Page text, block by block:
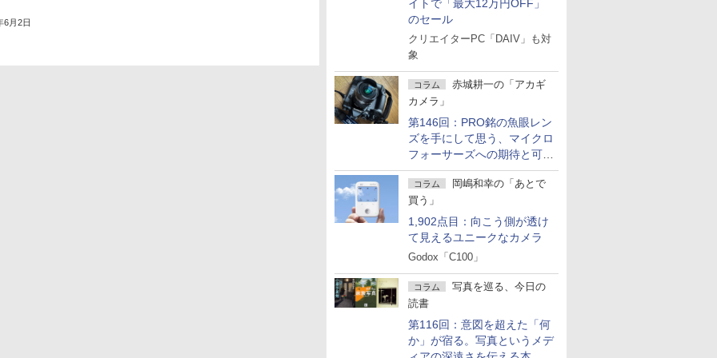
イトで「最大12万円OFF」
のセール
クリエイターPC「DAIV」も対
象
コラム
赤城耕一の「アカギ
カメラ」
第146回：PRO銘の魚眼レン
ズを手にして思う、マイクロ
フォーサーズへの期待と可能
性
コラム
岡嶋和幸の「あとで
買う」
1,902点目：向こう側が透け
て見えるユニークなカメラ
Godox「C100」
コラム
写真を巡る、今日の
読書
第116回：意図を超えた「何
か」が宿る。写真というメデ
6月2日